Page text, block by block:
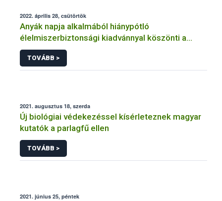
2022. április 28, csütörtök
Anyák napja alkalmából hiánypótló
élelmiszerbiztonsági kiadvánnyal köszönti a
kismamákat a Nébih
TOVÁBB >
2021. augusztus 18, szerda
Új biológiai védekezéssel kísérleteznek magyar
kutatók a parlagfű ellen
TOVÁBB >
2021. június 25, péntek